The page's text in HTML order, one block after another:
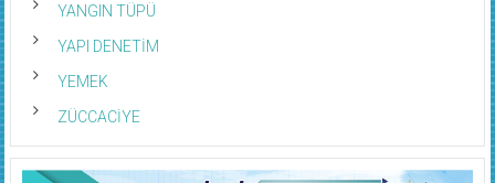
YANGIN TÜPÜ
YAPI DENETİM
YEMEK
ZÜCCACİYE